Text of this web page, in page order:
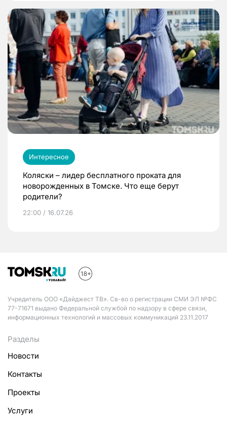
Интересное
Коляски – лидер бесплатного проката для
новорожденных в Томске. Что еще берут
родители?
22:00 / 16.07.26
Учредитель ООО «Дайджест ТВ». Св-во о регистрации СМИ ЭЛ №ФС
77-71671 выдано Федеральной службой по надзору в сфере связи,
информационных технологий и массовых коммуникаций 23.11.2017
Разделы
Новости
Контакты
Проекты
Услуги